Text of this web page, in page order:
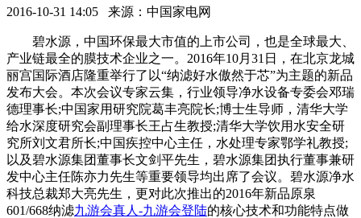
2016-10-31 14:05 来源：中国家电网
碧水源，中国环保最大市值的上市公司，也是全球最大、
产业链最全的膜技术企业之一。2016年10月31日，在北京龙城
丽宫国际酒店隆重举行了以“纳滤好水傲然于芯”为主题的新品
发布大会。本次会议专家云集，行业领导净水设备专委会邓瑞
德理事长;中国家用研究院葛丰亮院长;博士生导师，清华大学
给水深度研究会副理事长王占生教授;清华大学饮用水安全研
究所刘文君所长;中国疾控中心主任，水处理专家鄂学礼教授;
以及碧水源集团董事长文剑平先生，碧水源集团执行董事兼研
发中心主任陈亦力先生等重要领导均出席了会议。碧水源净水
科技总裁郑大亮先生，更对此次推出的2016年新品原泉
601/668纳滤九游会真人-九游会登陆的核心技术和功能特点做